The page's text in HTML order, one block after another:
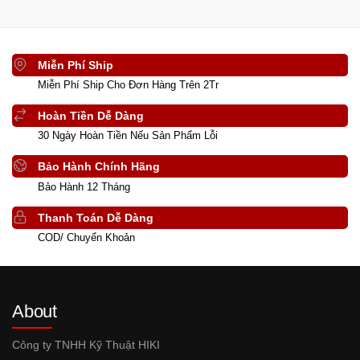
Miễn Phí Ship
Miễn Phí Ship Cho Đơn Hàng Trên 2Tr
Hoàn Tiền Dễ Dàng
30 Ngày Hoàn Tiền Nếu Sản Phẩm Lỗi
Bảo Hành Chính Hãng
Bảo Hành 12 Tháng
Thanh Toán Dễ Dàng
COD/ Chuyển Khoản
About
Công ty TNHH Kỹ Thuật HIKI